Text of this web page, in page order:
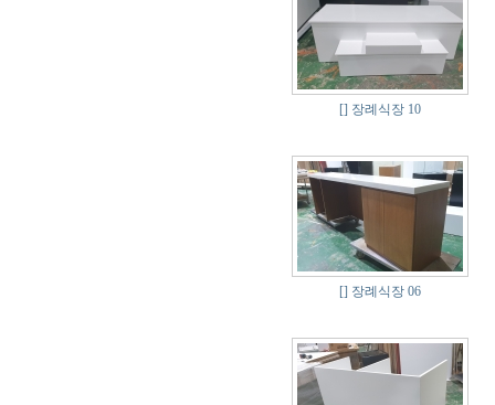
[] 장례식장 10
[] 장례식장 06